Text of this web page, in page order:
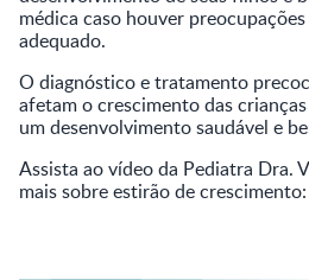
médica caso houver
adequado.
O diagnóstico e tratamento
afetam o crescimento das
um desenvolvimento saudável e
Assista ao vídeo da Pediatra Dra.
mais sobre estirão de crescimento: